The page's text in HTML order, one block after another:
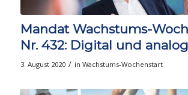
Mandat Wachstums-
Nr. 432: Digital und analog
3. August 2020 / in Wachstums-Wochenstart